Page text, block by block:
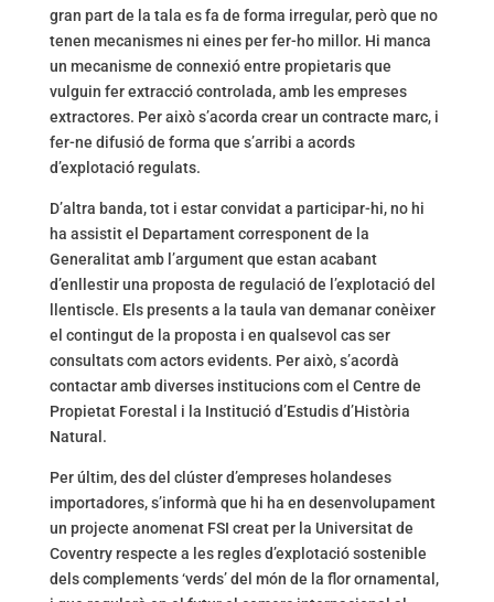
gran part de la tala es fa de forma irregular, però que no
tenen mecanismes ni eines per fer-ho millor. Hi manca
un mecanisme de connexió entre propietaris que
vulguin fer extracció controlada, amb les empreses
extractores. Per això s’acorda crear un contracte marc, i
fer-ne difusió de forma que s’arribi a acords
d’explotació regulats.
D’altra banda, tot i estar convidat a participar-hi, no hi
ha assistit el Departament corresponent de la
Generalitat amb l’argument que estan acabant
d’enllestir una proposta de regulació de l’explotació del
llentiscle. Els presents a la taula van demanar conèixer
el contingut de la proposta i en qualsevol cas ser
consultats com actors evidents. Per això, s’acordà
contactar amb diverses institucions com el Centre de
Propietat Forestal i la Institució d’Estudis d’Història
Natural.
Per últim, des del clúster d’empreses holandeses
importadores, s’informà que hi ha en desenvolupament
un projecte anomenat FSI creat per la Universitat de
Coventry respecte a les regles d’explotació sostenible
dels complements ‘verds’ del món de la flor ornamental,